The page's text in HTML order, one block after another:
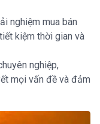
nghiệm mua bán
kiệm thời gian và
nghiệp,
mọi vấn đề và đảm